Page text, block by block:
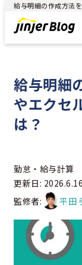
給与明細
やエクセ
は？
勤怠・給与計算
更新日:
監修者:
平田